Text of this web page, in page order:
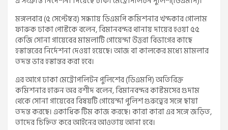
মঙ্গলবার (৫ সেপ্টেম্বর) সন্ধ্যায় ডিএমপি কমিশনার খন্দকার গোলাম
ফারুক ঢাকা পোস্টকে বলেন, বিমানবন্দর থানায় দায়ের হওয়া ৫৫
কেজি সোনা গায়েবের মামলাটি গোয়েন্দা উত্তরা বিভাগের কাছে
হস্তান্তরের নির্দেশনা দেওয়া হয়েছে। আজ বা কালকের মধ্যে মামলার
তদন্ত ভার হস্তান্তর করা হবে।
এর আগে ঢাকা মেট্রোপলিটন পুলিশের (ডিএমপি) অতিরিক্ত
কমিশনার হারুন অর রশীদ বলেন, বিমানবন্দর কাস্টমসের গুদাম
থেকে সোনা গায়েবের বিষয়টি গোয়েন্দা পুলিশ গুরুত্বের সঙ্গে ছায়া
তদন্ত করছে। একাধিক টিম কাজ করছে। কারা কারা এর সঙ্গে জড়িত,
তাদের চিহ্নিত করে আইনের আওতায় আনা হবে।